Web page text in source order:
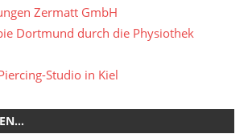
Zermatt GmbH
Dortmund durch die Physiothek
Studio in Kiel